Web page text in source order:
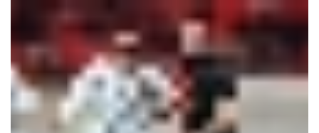
les deux formations se sont neutralisées (0-0) sur la pelouse
du Complexe Moulay Abdellah de Rabat. Un nul qui profite
aux Militaires, désormais co-leaders avec le Maghreb de Fès.
En revanche, la situation se complique sérieusement pour
l’OC Safi. Demi-finaliste de la Coupe de la CAF, le club safiot a
lourdement chuté face à la Renaissance de Zemamra (1-3) et
reste englué en bas du classement.